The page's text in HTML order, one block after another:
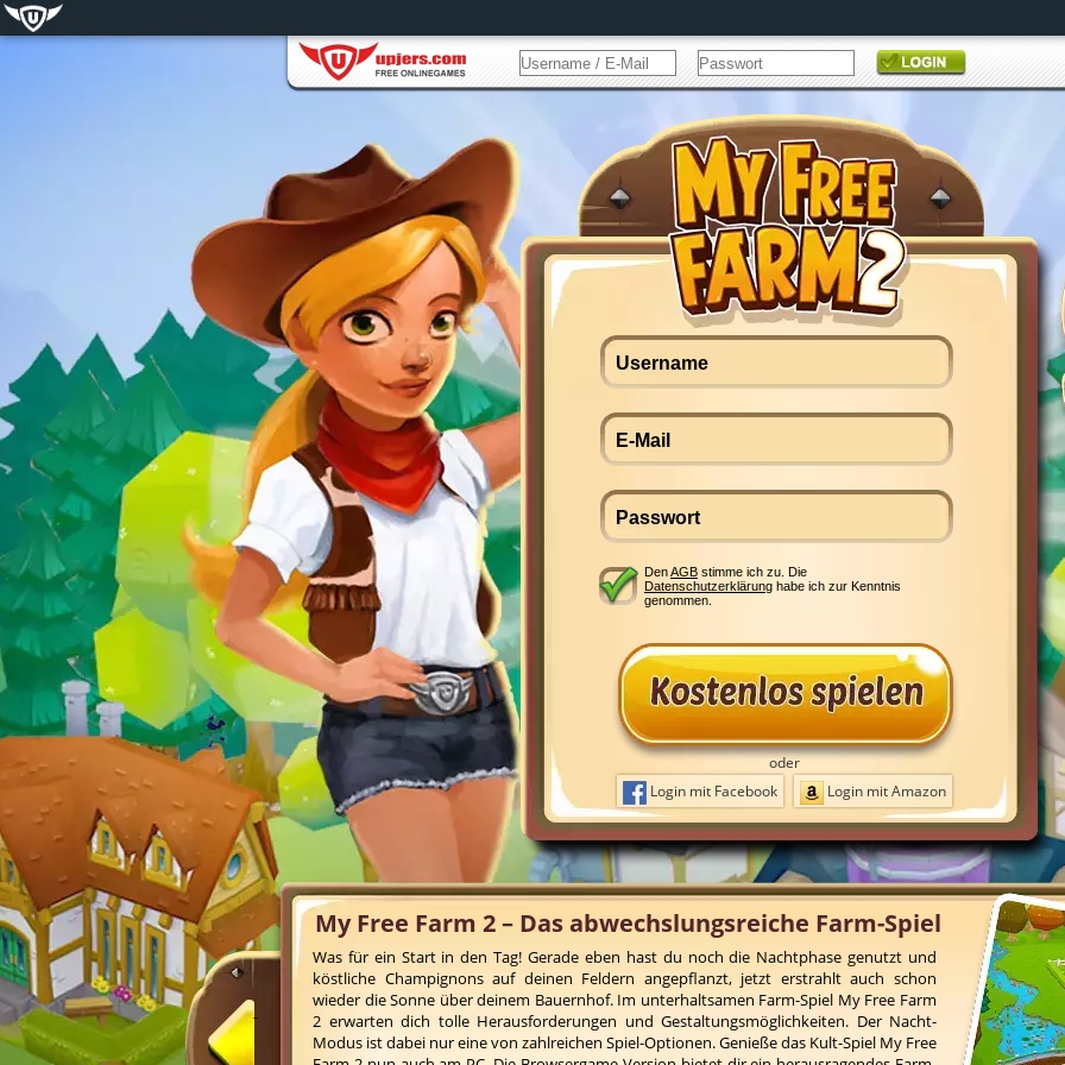
My Free Farm 2 – Das abwechslungsreiche Farm-Spiel
Was für ein Start in den Tag! Gerade eben hast du noch die Nachtphase genutzt und
köstliche Champignons auf deinen Feldern angepflanzt, jetzt erstrahlt auch schon
wieder die Sonne über deinem Bauernhof. Im unterhaltsamen Farm-Spiel My Free Farm
2 erwarten dich tolle Herausforderungen und Gestaltungsmöglichkeiten. Der Nacht-
Modus ist dabei nur eine von zahlreichen Spiel-Optionen. Genieße das Kult-Spiel My Free
DenAGB stimme ich zu. Die
Datenschutzerklärung habe ich zur Kenntnis
genommen.
oder
Login mit Facebook
Login mit Amazon